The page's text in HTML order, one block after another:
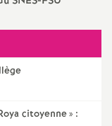
e
i
g
citoyenne» :